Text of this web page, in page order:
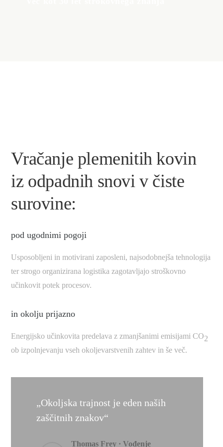
Vračanje plemenitih kovin
iz odpadnih snovi v čiste
surovine:
pod ugodnimi pogoji
Usposobljeni in motivirani zaposleni, najsodobnejša tehnologija
ter strogo organizirana logistika zagotavljajo stroškovno
učinkovit potek procesov.
in okolju prijazno
Energijsko učinkovita predelava z zmanjšanimi emisijami CO2
ob izpolnjevanju vseh okoljevarstvenih zahtev in še več.
„Okoljska trajnost je eden naših
zaščitnih znakov“
Thomas Frey · Vođenje